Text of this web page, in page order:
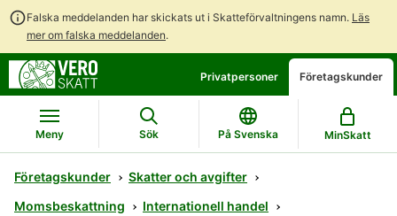
Falska meddelanden har skickats ut i Skatteförvaltningens namn. Läs
mer om falska meddelanden.
direkt
till
innehållet
till
hela
webbplatsens
sökning
en
chattbot-
diskussion
Privatpersoner Företagskunder
Meny Sök På Svenska MinSkatt
Företagskunder
Skatter och avgifter
Momsbeskattning
Internationell handel